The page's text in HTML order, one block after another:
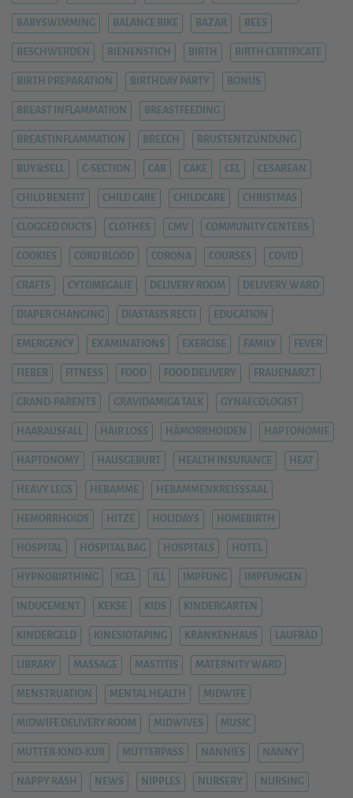
BABYSWIMMING BALANCE BIKE BAZAR BEES
BESCHWERDEN BIENENSTICH BIRTH BIRTH CERTIFICATE
BIRTH PREPARATION BIRTHDAY PARTY BONUS
BREAST INFLAMMATION BREASTFEEDING
BREASTINFLAMMATION BREECH BRUSTENTZÜNDUNG
BUY&SELL C-SECTION CAB CAKE CEL CESAREAN
CHILD BENEFIT CHILD CARE CHILDCARE CHRISTMAS
CLOGGED DUCTS CLOTHES CMV COMMUNITY CENTERS
COOKIES CORD BLOOD CORONA COURSES COVID
CRAFTS CYTOMEGALIE DELIVERY ROOM DELIVERY WARD
DIAPER CHANGING DIASTASIS RECTI EDUCATION
EMERGENCY EXAMINATIONS EXERCISE FAMILY FEVER
FIEBER FITNESS FOOD FOOD DELIVERY FRAUENARZT
GRAND-PARENTS GRAVIDAMIGA TALK GYNAECOLOGIST
HAARAUSFALL HAIR LOSS HÄMORRHOIDEN HAPTONOMIE
HAPTONOMY HAUSGEBURT HEALTH INSURANCE HEAT
HEAVY LEGS HEBAMME HEBAMMENKREISSSAAL
HEMORRHOIDS HITZE HOLIDAYS HOMEBIRTH
HOSPITAL HOSPITAL BAG HOSPITALS HOTEL
HYPNOBIRTHING IGEL ILL IMPFUNG IMPFUNGEN
INDUCEMENT KEKSE KIDS KINDERGARTEN
KINDERGELD KINESIOTAPING KRANKENHAUS LAUFRAD
LIBRARY MASSAGE MASTITIS MATERNITY WARD
MENSTRUATION MENTAL HEALTH MIDWIFE
MIDWIFE DELIVERY ROOM MIDWIVES MUSIC
MUTTER-KIND-KUR MUTTERPASS NANNIES NANNY
NAPPY RASH NEWS NIPPLES NURSERY NURSING